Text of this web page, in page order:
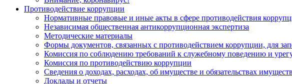
Противодействие коррупции
Нормативные правовые и иные акты в сфере противодействия
Независимая общественная антикоррупционная экспертиза
Методические материалы
Формы документов, связанных с противодействием коррупции, для
Комиссия по соблюдению требований к служебному поведению и
Комиссия по противодействию коррупции
Сведения о доходах, расходах, об имуществе и обязательствах
Доклады и отчеты